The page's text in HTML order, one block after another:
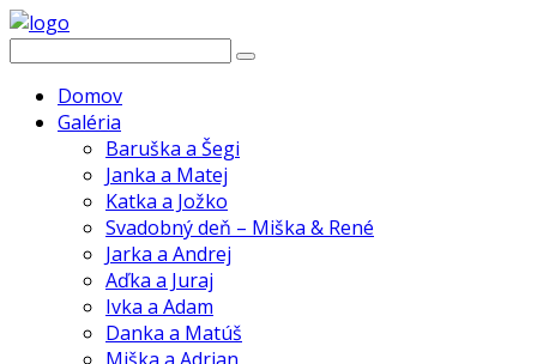
Domov
Galéria
Baruška a Šegi
Janka a Matej
Katka a Jožko
Svadobný deň – Miška & René
Jarka a Andrej
Aďka a Juraj
Ivka a Adam
Danka a Matúš